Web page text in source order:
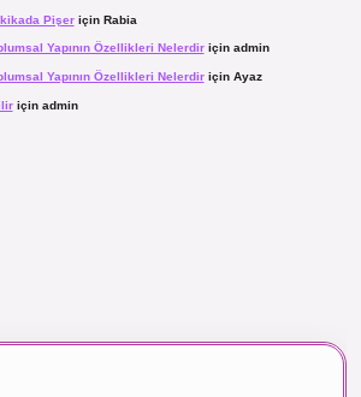
Pişeriçin Rabia
Yapının Özellikleri Nelerdiriçin admin
Yapının Özellikleri Nelerdiriçin Ayaz
için admin